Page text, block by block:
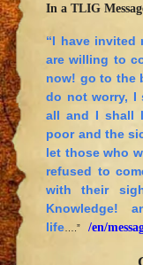
In a TLIG
“I have invited
are willing to
now! go to the
do not worry, I
all and I shall
poor and the
let those who
refused to
with their
Knowledge!
life ….” /en/